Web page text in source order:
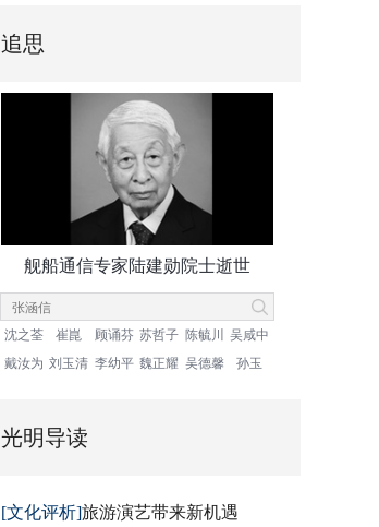
追思
舰船通信专家陆建勋院士逝世
沈之荃 崔崑 顾诵芬 苏哲子 陈毓川
吴咸中
戴汝为 刘玉清 李幼平 魏正耀 吴德馨 孙玉
光明导读
[文化评析]旅游演艺带来新机遇